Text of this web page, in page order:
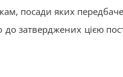
посади яких
до затверджених цією